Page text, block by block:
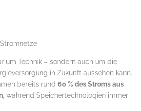
um Technik – sondern auch um die
in Zukunft aussehen kann.
bereits rund 60 % des Stroms aus
, während Speichertechnologien immer